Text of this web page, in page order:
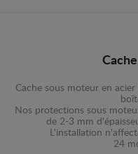
Cache sous moteur en
Nos protections sous
de 2-3 mm
L'installation
24